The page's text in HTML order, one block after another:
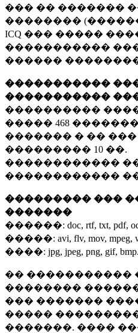
��� �� �������
��������
ICQ ��� �����
�����������
������
�����������
�����������
����������
����� 468
������� � ��
��������� 10 ��.
������������
������������
��������� ���
�������
������: doc, rtf, txt, pdf,
�����: avi, flv, mov, mpeg,
����: jpg, jpeg, png, gif, bmp.
�� �����������
��������
��� �������
�����
�������. ����